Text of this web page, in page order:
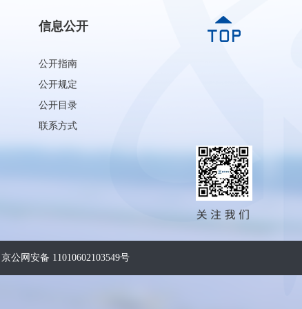
信息公开
公开指南
公开规定
公开目录
联系方式
京公网安备 11010602103549号